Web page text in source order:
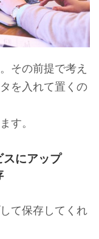
その前提で考え
を入れて置くの
す。
にアップ
て保存してくれ